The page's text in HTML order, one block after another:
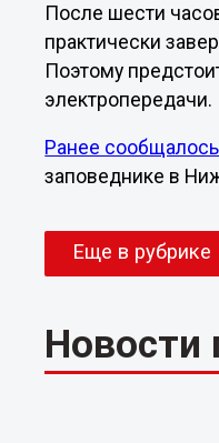
После шести
практически
Поэтому
электропередачи.
Ранее сообщалось
заповеднике в
Еще в рубрике
Новости